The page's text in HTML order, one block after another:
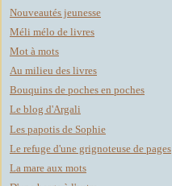
Nouveautés jeunesse
Méli mélo de livres
Mot à mots
Au milieu des livres
Bouquins de poches en poches
Le blog d'Argali
Les papotis de Sophie
Le refuge d'une grignoteuse de pages
La mare aux mots